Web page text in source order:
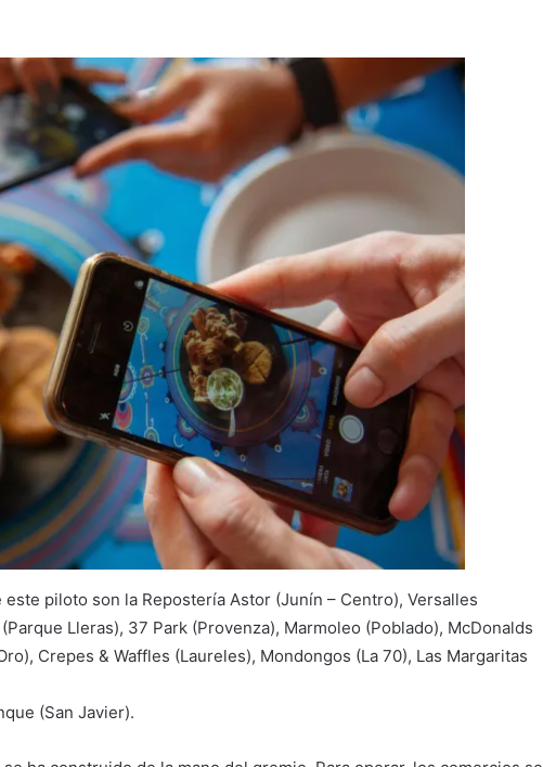
piloto son la Repostería Astor (Junín – Centro), Versalles
Lleras), 37 Park (Provenza), Marmoleo (Poblado), McDonalds
Crepes & Waffles (Laureles), Mondongos (La 70), Las Margaritas
(San Javier).